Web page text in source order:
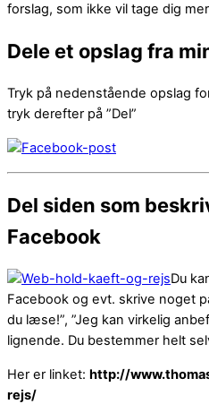
forslag, som ikke vil tage dig
Dele et opslag fra
Tryk på nedenstående opslag
tryk derefter på ”Del”
Del siden som
Facebook
Du
Facebook og evt. skrive noget
du læse!”, ”Jeg kan virkelig
lignende. Du bestemmer helt
Her er linket: http://
rejs/